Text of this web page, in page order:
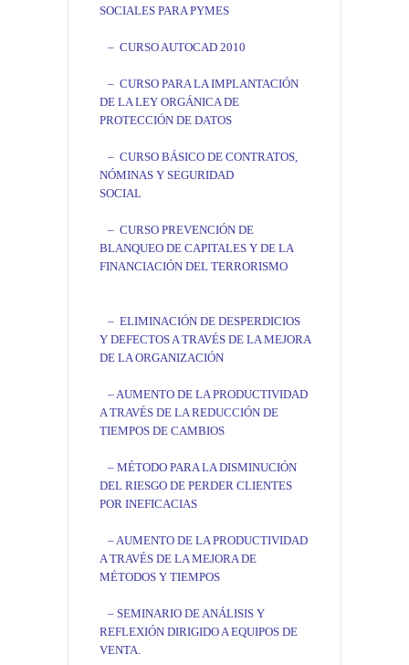
SOCIALES PARA PYMES
– CURSO AUTOCAD 2010
– CURSO PARA LA IMPLANTACIÓN
DE LA LEY ORGÁNICA DE
PROTECCIÓN DE DATOS
– CURSO BÁSICO DE CONTRATOS,
NÓMINAS Y SEGURIDAD
SOCIAL
– CURSO PREVENCIÓN DE
BLANQUEO DE CAPITALES Y DE LA
FINANCIACIÓN DEL TERRORISMO
– ELIMINACIÓN DE DESPERDICIOS
Y DEFECTOS A TRAVÉS DE LA MEJORA
DE LA ORGANIZACIÓN
– AUMENTO DE LA PRODUCTIVIDAD
A TRAVÉS DE LA REDUCCIÓN DE
TIEMPOS DE CAMBIOS
– MÉTODO PARA LA DISMINUCIÓN
DEL RIESGO DE PERDER CLIENTES
POR INEFICACIAS
– AUMENTO DE LA PRODUCTIVIDAD
A TRAVÉS DE LA MEJORA DE
MÉTODOS Y TIEMPOS
– SEMINARIO DE ANÁLISIS Y
REFLEXIÓN DIRIGIDO A EQUIPOS DE
VENTA.